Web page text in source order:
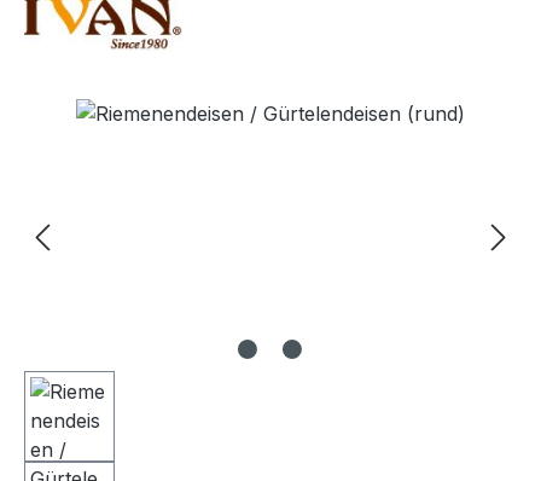
Bildergalerie überspringen